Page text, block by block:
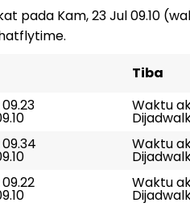
pada Kam, 23 Jul 09.10
Tiba
Waktu
Waktu
Waktu